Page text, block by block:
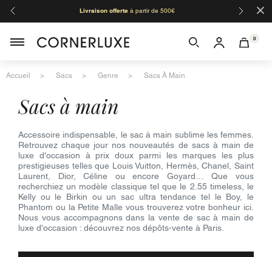
Livraison offerteà partir de 500€ ×
0
Accueil Sacs Genre Sacs À Main
sacs à main
Accessoire indispensable, le sac à main sublime les femmes.
Retrouvez chaque jour nos nouveautés de sacs à main de
luxe d'occasion à prix doux parmi les marques les plus
prestigieuses telles que Louis Vuitton, Hermès, Chanel, Saint
Laurent, Dior, Céline ou encore Goyard… Que vous
recherchiez un modèle classique tel que le 2.55 timeless, le
Kelly ou le Birkin ou un sac ultra tendance tel le Boy, le
Phantom ou la Petite Malle vous trouverez votre bonheur ici.
Nous vous accompagnons dans la vente de sac à main de
luxe d'occasion : découvrez nos dépôts-vente à Paris.